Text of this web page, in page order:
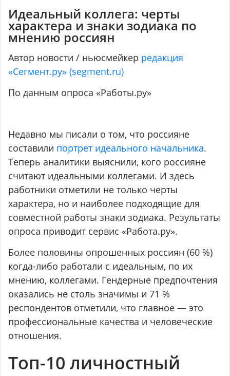
Идеальный коллега: черты
характера и знаки зодиака по
мнению россиян
Автор новости / ньюсмейкер редакция
«Сегмент.ру» (segment.ru)
По данным опроса «Работы.ру»
Недавно мы писали о том, что россияне
составили портрет идеального начальника.
Теперь аналитики выяснили, кого россияне
считают идеальными коллегами. И здесь
работники отметили не только черты
характера, но и наиболее подходящие для
совместной работы знаки зодиака. Результаты
опроса приводит сервис «Работа.ру».
Более половины опрошенных россиян (60 %)
когда-либо работали с идеальным, по их
мнению, коллегами. Гендерные предпочтения
оказались не столь значимы и 71 %
респондентов отметили, что главное — это
профессиональные качества и человеческие
отношения.
Топ-10 личностный